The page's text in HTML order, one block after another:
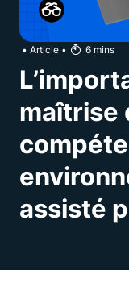
• Article • 6 mins
maîtrise
assisté